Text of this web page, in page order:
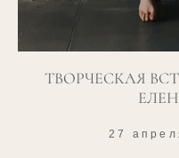
ТВОРЧЕСКАЯ
27